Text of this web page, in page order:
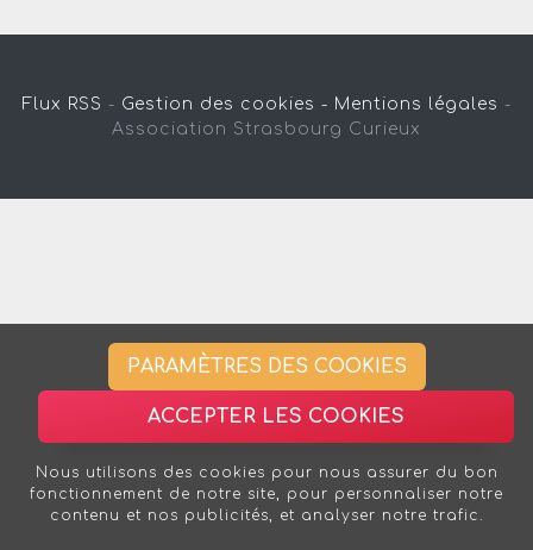
Flux RSS - Gestion des cookies - Mentions légales -
Association Strasbourg Curieux
PARAMÈTRES DES COOKIES
ACCEPTER LES COOKIES
Nous utilisons des cookies pour nous assurer du bon
fonctionnement de notre site, pour personnaliser notre
contenu et nos publicités, et analyser notre trafic.